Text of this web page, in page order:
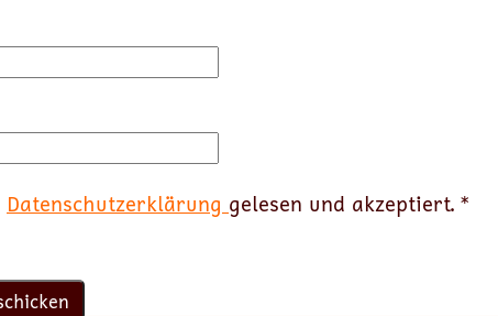
Datenschutzerklärung gelesen und akzeptiert. *